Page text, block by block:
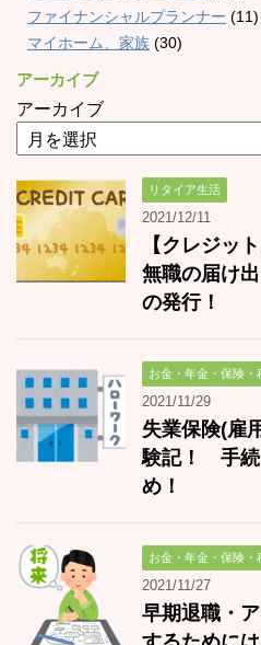
ファイナンシャルプランナー (11)
マイホーム、家族 (30)
アーカイブ
アーカイブ
リタイア生活
2021/12/11
【クレジッ
無職の届け
の発行！
お金・年金・保険・
2021/11/29
失業保険(雇
験記！ 手続
め！
お金・年金・保険・
2021/11/27
早期退職・